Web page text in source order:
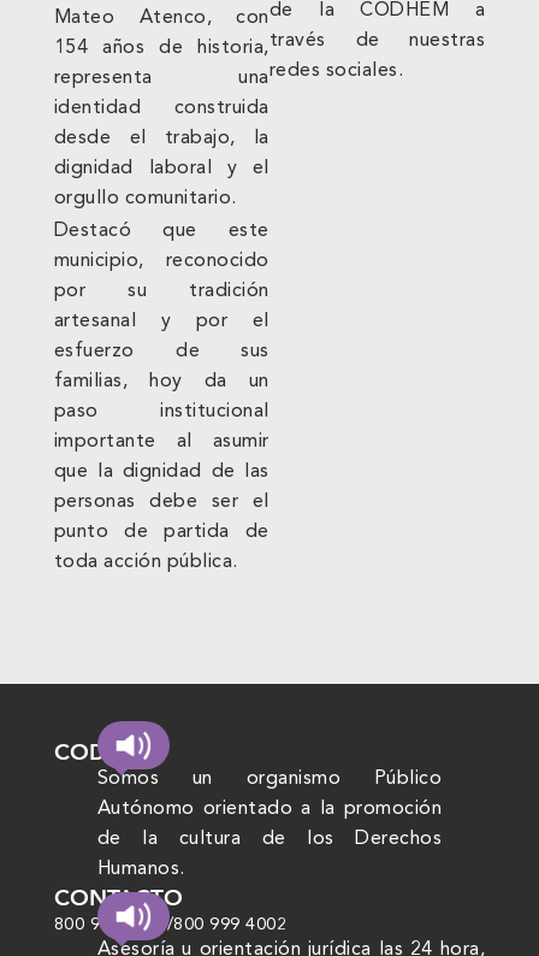
Mateo Atenco, con
154 años de historia,
representa una
identidad construida
desde el trabajo, la
dignidad laboral y el
orgullo comunitario.
Destacó que este
municipio, reconocido
por su tradición
artesanal y por el
esfuerzo de sus
familias, hoy da un
paso institucional
importante al asumir
que la dignidad de las
personas debe ser el
punto de partida de
toda acción pública.
de la CODHEM a
través de nuestras
redes sociales.
CODHEM
Somos un organismo Público
Autónomo orientado a la promoción
de la cultura de los Derechos
Humanos.
CONTACTO
800 999 4000/800 999 4002
Asesoría u orientación jurídica las 24 hora,